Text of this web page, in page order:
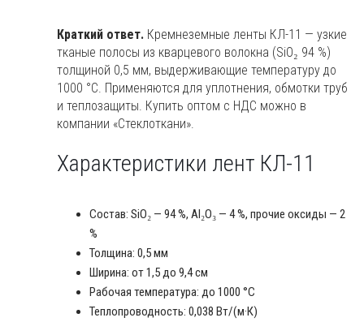
Краткий ответ. Кремнеземные ленты КЛ-11 — узкие
тканые полосы из кварцевого волокна (SiO₂ 94 %)
толщиной 0,5 мм, выдерживающие температуру до
1000 °C. Применяются для уплотнения, обмотки труб
и теплозащиты. Купить оптом с НДС можно в
компании «Стеклоткани».
Характеристики лент КЛ-11
Состав: SiO₂ — 94 %, Al₂O₃ — 4 %, прочие оксиды — 2
%
Толщина: 0,5 мм
Ширина: от 1,5 до 9,4 см
Рабочая температура: до 1000 °C
Теплопроводность: 0,038 Вт/(м·К)